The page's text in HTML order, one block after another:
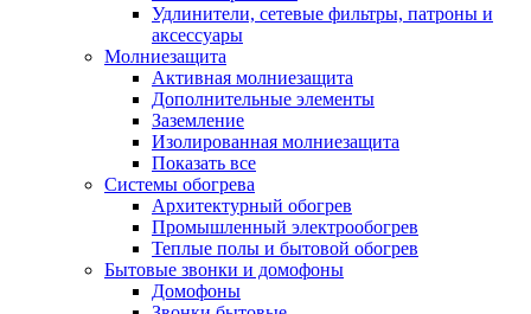
Удлинители, сетевые фильтры, патроны и
аксессуары
Молниезащита
Активная молниезащита
Дополнительные элементы
Заземление
Изолированная молниезащита
Показать все
Системы обогрева
Архитектурный обогрев
Промышленный электрообогрев
Теплые полы и бытовой обогрев
Бытовые звонки и домофоны
Домофоны